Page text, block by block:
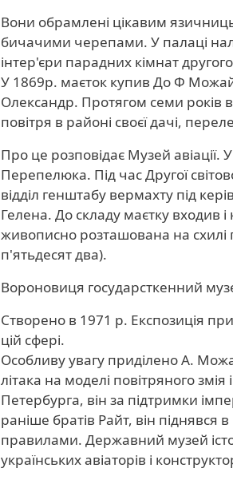
Вони обрамлені цікавим
бичачими черепами. У палаці
інтер'єри парадних кімнат
У 1869р. маєток купив До Ф
Олександр. Протягом семи років
повітря в районі своєї дачі,
Про це розповідає Музей
Перепелюка. Під час Другої
відділ генштабу вермахту під
Гелена. До складу маєтку входив
живописно розташована на схилі
п'ятьдесят два).
Вороновиця государсткенний
Створено в 1971 р. Експозиція
цій сфері.
Особливу увагу приділено А.
літака на моделі повітряного
Петербурга, він за підтримки
раніше братів Райт, він
правилами. Державний музей
українських авіаторів і